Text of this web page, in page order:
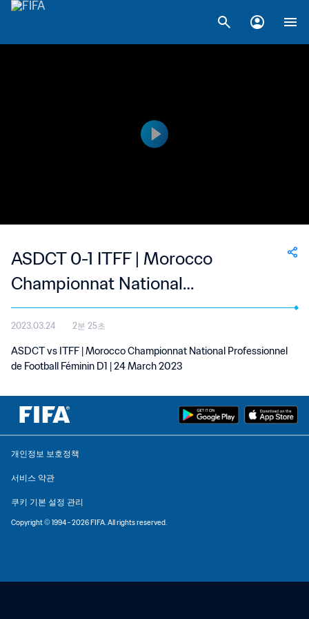
ASDCT 0-1 ITFF | Morocco
Championnat National
Professionnel de Football Féminin
D1 | 24 Mar 2023
2023.03.24 2분 25초
ASDCT vs ITFF | Morocco Championnat National Professionnel
de Football Féminin D1 | 24 March 2023
개인정보 보호정책
서비스 약관
쿠키 기본 설정 관리
Copyright © 1994 - 2026 FIFA. All rights reserved.